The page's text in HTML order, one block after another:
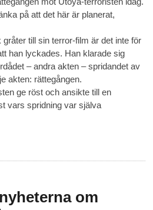
på att det här är planerat,
till sin terror-film är det inte för
han lyckades. Han klarade sig
– andra akten – spridandet av
akten: rättegången.
ge röst och ansikte till en
vars spridning var själva
om